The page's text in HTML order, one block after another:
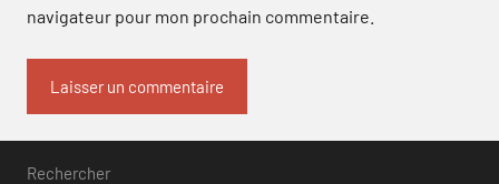
navigateur pour mon prochain commentaire.
Rechercher